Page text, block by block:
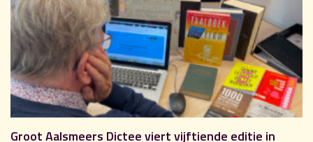
Groot Aalsmeers Dictee viert vijftiende editie in